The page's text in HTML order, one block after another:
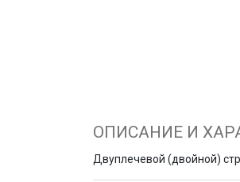
ОПИСАНИЕ И
Двуплечевой (двойной)